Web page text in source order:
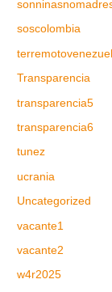
soscolombia
Transparencia
transparencia5
transparencia6
tunez
ucrania
Uncategorized
vacante1
vacante2
w4r2025